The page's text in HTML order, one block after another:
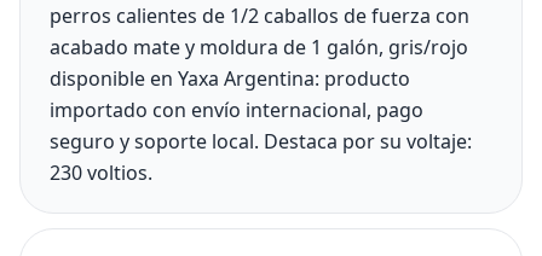
perros calientes de 1/2 caballos de fuerza con
acabado mate y moldura de 1 galón, gris/rojo
disponible en Yaxa Argentina: producto
importado con envío internacional, pago
seguro y soporte local. Destaca por su voltaje:
230 voltios.